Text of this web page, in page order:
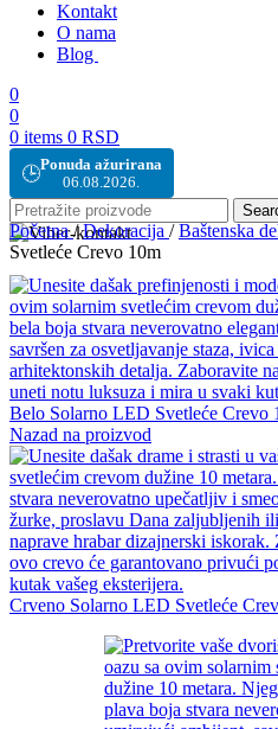
Kontakt
O nama
Blog
0
0
0 items 0 RSD
🕒Ponuda ažurirana
06.08.2026.
Početna/ Dekoracija / Baštenska
Svetleće Crevo 10m
Belo Solarno LED Svetleće Crevo
Nazad na proizvod
Crveno Solarno LED Svetleće